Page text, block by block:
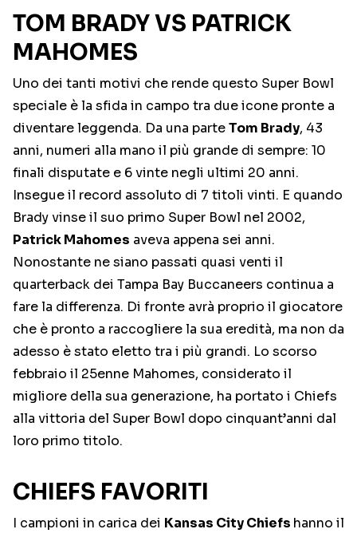
TOM BRADY VS PATRICK
MAHOMES
Uno dei tanti motivi che rende questo Super Bowl
speciale è la sfida in campo tra due icone pronte a
diventare leggenda. Da una parteTom Brady, 43
anni, numeri alla mano il più grande di sempre: 10
finali disputate e 6 vinte negli ultimi 20 anni.
Insegue il record assoluto di 7 titoli vinti. E quando
Brady vinse il suo primo Super Bowl nel 2002,
Patrick Mahomes aveva appena sei anni.
Nonostante ne siano passati quasi venti il
quarterback dei Tampa Bay Buccaneers continua a
fare la differenza. Di fronte avrà proprio il giocatore
che è pronto a raccogliere la sua eredità, ma non da
adesso è stato eletto tra i più grandi. Lo scorso
febbraio il 25enne Mahomes, considerato il
migliore della sua generazione, ha portato i Chiefs
alla vittoria del Super Bowl dopo cinquant’anni dal
loro primo titolo.
CHIEFS FAVORITI
I campioni in carica dei Kansas City Chiefs hanno il